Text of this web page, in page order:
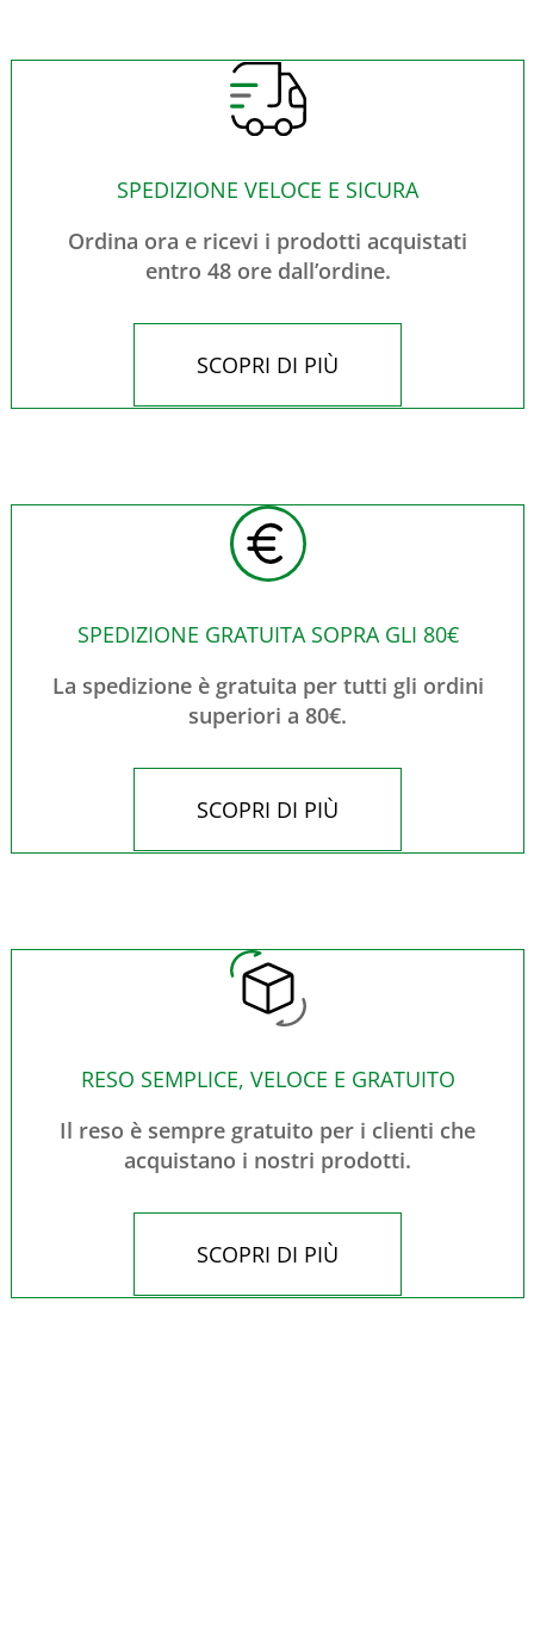
SPEDIZIONE VELOCE E SICURA
Ordina ora e ricevi i prodotti acquistati
entro 48 ore dall’ordine.
SCOPRI DI PIÙ
SPEDIZIONE GRATUITA SOPRA GLI 80€
La spedizione è gratuita per tutti gli ordini
superiori a 80€.
SCOPRI DI PIÙ
RESO SEMPLICE, VELOCE E GRATUITO
Il reso è sempre gratuito per i clienti che
acquistano i nostri prodotti.
SCOPRI DI PIÙ